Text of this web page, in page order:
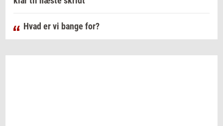
Hvad er vi bange for?